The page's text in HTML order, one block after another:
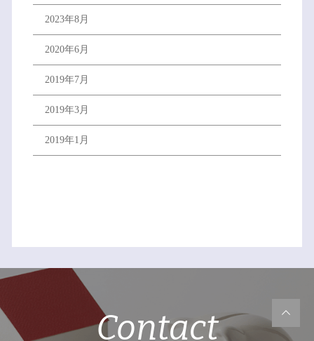
2023年8月
2020年6月
2019年7月
2019年3月
2019年1月
Contact